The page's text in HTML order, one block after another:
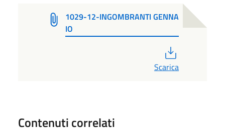
1029-12-INGOMBRANTI GENNA
IO
Scarica
Contenuti correlati